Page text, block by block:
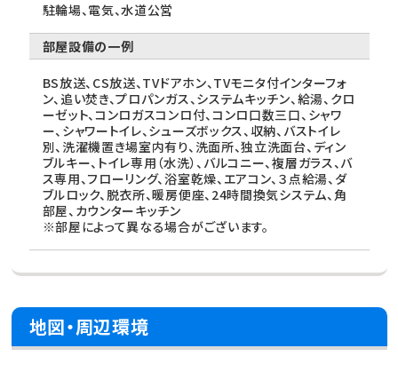
駐輪場、電気、水道公営
部屋設備の一例
BS放送、CS放送、TVドアホン、TVモニタ付インターフォ
ン、追い焚き、プロパンガス、システムキッチン、給湯、クロ
ーゼット、コンロガスコンロ付、コンロ口数三口、シャワ
ー、シャワートイレ、シューズボックス、収納、バストイレ
別、洗濯機置き場室内有り、洗面所、独立洗面台、ディン
ブルキー、トイレ専用（水洗）、バルコニー、複層ガラス、バ
ス専用、フローリング、浴室乾燥、エアコン、３点給湯、ダ
ブルロック、脱衣所、暖房便座、24時間換気システム、角
部屋、カウンターキッチン
※部屋によって異なる場合がございます。
地図・周辺環境